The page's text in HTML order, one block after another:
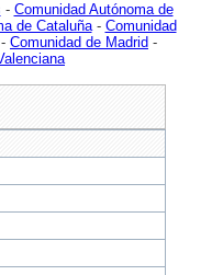
- Comunidad Autónoma de
de Cataluña- Comunidad
Comunidad de Madrid -